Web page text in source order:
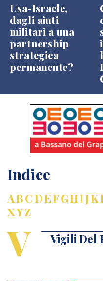
Usa-Israele,
dagli aiuti
militari a una
partnership
strategica
permanente?
Indice
ABCDEFGHIJK
XYZ
V Vigili Del